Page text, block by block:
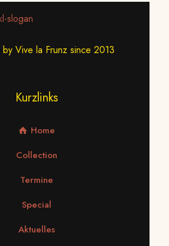
Vive la Frunz since 2013
Kurzlinks
Home
Collection
Termine
Special
Aktuelles